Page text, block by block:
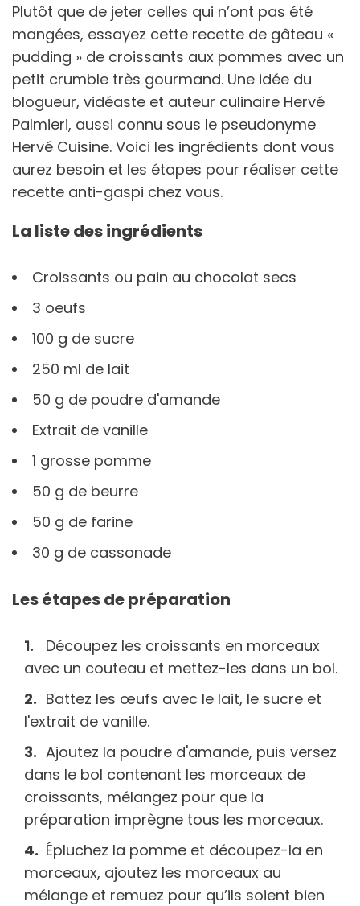
Plutôt que de jeter celles qui n’ont pas été
mangées, essayez cette recette de gâteau «
pudding » de croissants aux pommes avec un
petit crumble très gourmand. Une idée du
blogueur, vidéaste et auteur culinaire Hervé
Palmieri, aussi connu sous le pseudonyme
Hervé Cuisine. Voici les ingrédients dont vous
aurez besoin et les étapes pour réaliser cette
recette anti-gaspi chez vous.
La liste des ingrédients
Croissants ou pain au chocolat secs
3 oeufs
100 g de sucre
250 ml de lait
50 g de poudre d'amande
Extrait de vanille
1 grosse pomme
50 g de beurre
50 g de farine
30 g de cassonade
Les étapes de préparation
Découpez les croissants en morceaux
avec un couteau et mettez-les dans un bol.
Battez les œufs avec le lait, le sucre et
l'extrait de vanille.
Ajoutez la poudre d'amande, puis versez
dans le bol contenant les morceaux de
croissants, mélangez pour que la
préparation imprègne tous les morceaux.
Épluchez la pomme et découpez-la en
morceaux, ajoutez les morceaux au
mélange et remuez pour qu’ils soient bien